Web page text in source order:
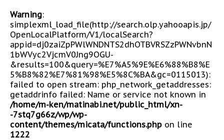
Warning:
simplexml_load_file(http://search.olp.yahooapis.jp/
OpenLocalPlatform/V1/localSearch?
appid=dj0zaiZpPWlWNDNTS2dhOTBVRSZzPWNvbnN
1bWVyc2VjcmV0Jng9OGU-
&results=100&query=%E7%A5%9E%E6%88%B8%E
5%B8%82%E7%81%98%E5%8C%BA&gc=0115013):
failed to open stream: php_network_getaddresses:
getaddrinfo failed: Name or service not known in
/home/m-ken/matinabi.net/public_html/xn-
-7stq7g66z/wp/wp-
content/themes/micata/functions.php on line
1222